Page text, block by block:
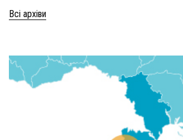
Всі архіви